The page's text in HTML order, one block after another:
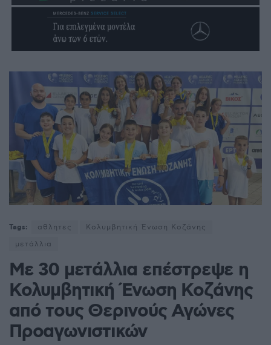
Tags: αθλητες
Κολυμβητική Ένωση Κοζάνης
μετάλλια
Με 30 μετάλλια επέστρεψε η
Κολυμβητική Ένωση Κοζάνης
από τους Θερινούς Αγώνες
Προαγωνιστικών